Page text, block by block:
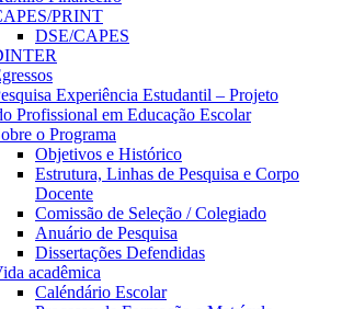
PRINT
DSE/CAPES
Experiência Estudantil – Projeto
Profissional em Educação Escolar
o Programa
Objetivos e Histórico
Estrutura, Linhas de Pesquisa e Corpo
Docente
Comissão de Seleção / Colegiado
Anuário de Pesquisa
Dissertações Defendidas
acadêmica
Caléndário Escolar